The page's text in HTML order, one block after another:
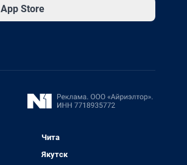
App Store
Чита
Якутск